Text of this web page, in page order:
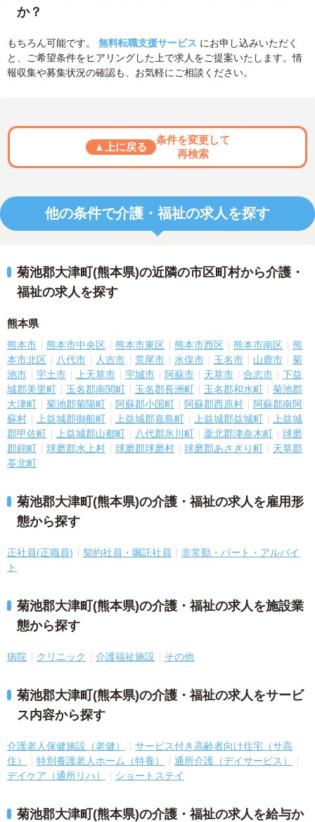
か？
もちろん可能です。 無料転職支援サービス にお申し込みいただく
と、ご希望条件をヒアリングした上で求人をご提案いたします。情
報収集や募集状況の確認も、お気軽にご相談ください。
▲上に戻る
条件を変更して
再検索
他の条件で介護・福祉の求人を探す
菊池郡大津町(熊本県)の近隣の市区町村から介護・
福祉の求人を探す
熊本県
熊本市 熊本市中央区 熊本市東区 熊本市西区 熊本市南区
熊
本市北区
八代市 人吉市 荒尾市 水俣市 玉名市 山鹿市
菊
池市
宇土市 上天草市 宇城市 阿蘇市 天草市 合志市
下益
城郡美里町
玉名郡南関町 玉名郡長洲町 玉名郡和水町
菊池郡
大津町
菊池郡菊陽町 阿蘇郡小国町 阿蘇郡西原村
阿蘇郡南阿
蘇村
上益城郡御船町 上益城郡嘉島町 上益城郡益城町
上益城
郡甲佐町
上益城郡山都町 八代郡氷川町 葦北郡津奈木町
球磨
郡錦町
球磨郡水上村 球磨郡球磨村 球磨郡あさぎり町
天草郡
苓北町
菊池郡大津町(熊本県)の介護・福祉の求人を雇用形
態から探す
正社員(正職員) 契約社員・嘱託社員
非常勤・パート・アルバイ
ト
菊池郡大津町(熊本県)の介護・福祉の求人を施設業
態から探す
病院 クリニック 介護福祉施設 その他
菊池郡大津町(熊本県)の介護・福祉の求人をサービ
ス内容から探す
介護老人保健施設（老健）
サービス付き高齢者向け住宅（サ高
住）
特別養護老人ホーム（特養）
通所介護（デイサービス）
デイケア（通所リハ）
ショートステイ
菊池郡大津町(熊本県)の介護・福祉の求人を給与か